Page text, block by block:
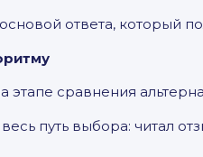
ответа, который
сравнения
путь выбора: читал